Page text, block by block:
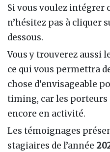
Si vous voulez intégrer
n’hésitez pas à cliquer
dessous.
Vous y trouverez aussi
ce qui vous permettra
chose d’envisageable
timing, car les
encore en activité.
Les témoignages
stagiaires de l’année